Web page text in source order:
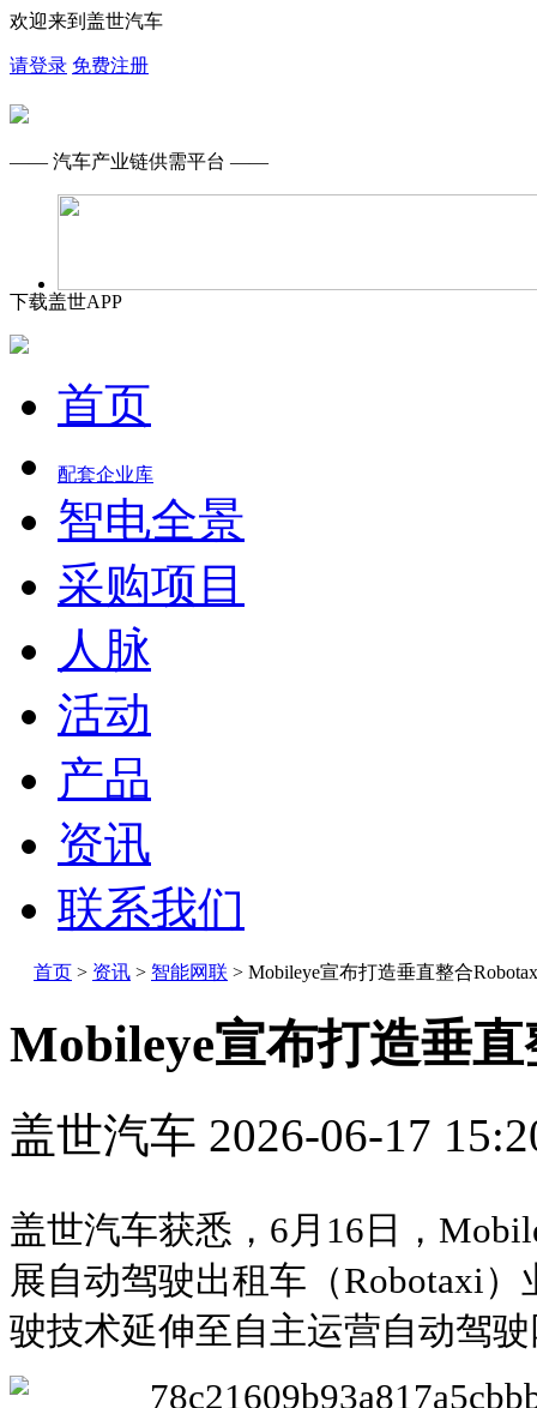
欢迎来到盖世汽车
请登录 免费注册
—— 汽车产业链供需平台 ——
下载盖世APP
首页
配套企业库
智电全景
采购项目
人脉
活动
产品
资讯
联系我们
首页 > 资讯 > 智能网联 > Mobileye宣布打造垂直整合
Mobileye宣布打造垂
盖世汽车 2026-06-17
盖世汽车获悉，6月16日，
展自动驾驶出租车（Robotaxi
驶技术延伸至自主运营自动驾